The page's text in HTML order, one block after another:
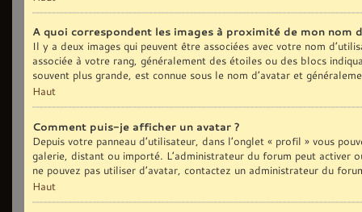
A quoi correspondent les images à proximité de mon nom
Il y a deux images qui peuvent être associées avec votre nom
associée à votre rang, généralement des étoiles ou des blocs
souvent plus grande, est connue sous le nom d’avatar et
Haut
Comment puis-je afficher un avatar ?
Depuis votre panneau d’utilisateur, dans l’onglet « profil » vous
galerie, distant ou importé. L’administrateur du forum peut activer
ne pouvez pas utiliser d’avatar, contactez un administrateur du
Haut